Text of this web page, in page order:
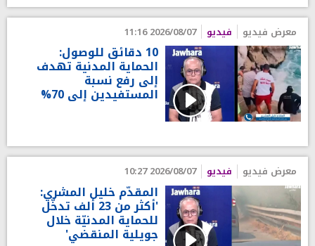
معرض فيديو فيديو 2026/08/07 11:16
10 دقائق للوصول:
الحماية المدنية تهدف
إلى رفع نسبة
المستفيدين إلى 70%
معرض فيديو فيديو 2026/08/07 10:27
المقدّم خليل المشري:
'أكثر من 23 ألف تدخّل
للحماية المدنيّة خلال
جويلية المنقضي'